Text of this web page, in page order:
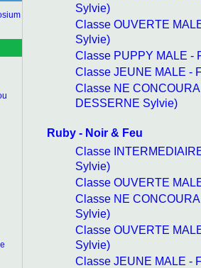
Sylvie)
Classe OUVERTE
Sylvie)
Classe PUPPY MALE -
Classe JEUNE MALE -
Classe NE
DESSERNE Sylvie)
Ruby - Noir & Feu
Classe
Sylvie)
Classe OUVERTE
Classe NE
Sylvie)
Classe OUVERTE
Sylvie)
Classe JEUNE MALE -